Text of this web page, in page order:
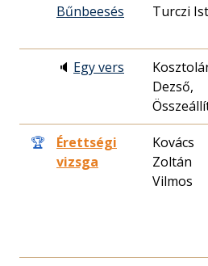
Bűnbeesés Turczi
🔈 Egy vers
Dezső,
🏆
Érettségi
vizsga
Kovács
Zoltán
Vilmos